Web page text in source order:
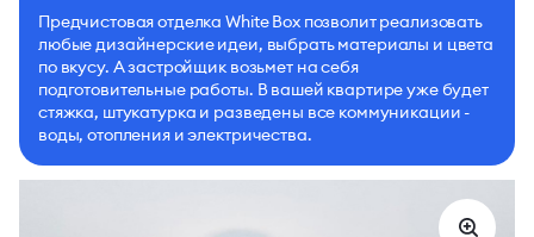
Предчистовая отделка White Box позволит реализовать
любые дизайнерские идеи, выбрать материалы и цвета
по вкусу. А застройщик возьмет на себя
подготовительные работы. В вашей квартире уже будет
стяжка, штукатурка и разведены все коммуникации -
воды, отопления и электричества.